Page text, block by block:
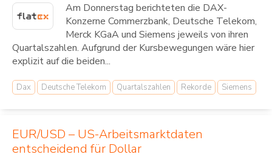
Am Donnerstag berichteten die DAX-
Konzerne Commerzbank, Deutsche Telekom,
Merck KGaA und Siemens jeweils von ihren
Quartalszahlen. Aufgrund der Kursbewegungen wäre hier
explizit auf die beiden...
Dax Deutsche Telekom Quartalszahlen Rekorde Siemens
EUR/USD – US-Arbeitsmarktdaten
entscheidend für Dollar